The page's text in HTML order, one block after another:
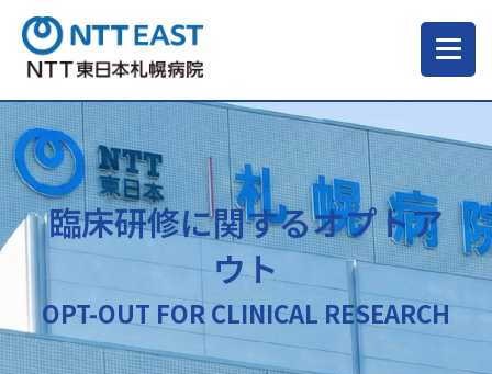
当院について
ご来院される方へ
診療科・部門
医療・介護関係の方
臨床研修に関するオプトア
ウト
OPT-OUT FOR CLINICAL RESEARCH